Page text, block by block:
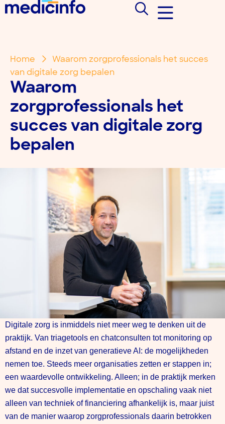
Home
Waarom zorgprofessionals het succes
van digitale zorg bepalen
Waarom
zorgprofessionals het
succes van digitale zorg
bepalen
Digitale zorg is inmiddels niet meer weg te denken uit de
praktijk. Van triagetools en chatconsulten tot monitoring op
afstand en de inzet van generatieve AI: de mogelijkheden
nemen toe. Steeds meer organisaties zetten er stappen in;
een waardevolle ontwikkeling. Alleen; in de praktijk merken
we dat succesvolle implementatie en opschaling vaak niet
alleen van techniek of financiering afhankelijk is, maar juist
van de manier waarop zorgprofessionals daarin betrokken